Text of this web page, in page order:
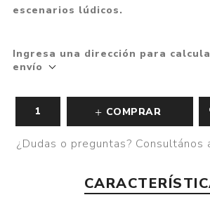
escenarios lúdicos.
Ingresa una dirección para
envío
COMPRAR
¿Dudas o preguntas? Consultános